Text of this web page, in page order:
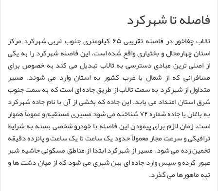
فاصله تا شهرکرد
تالاب چغاخور در فاصله تقریبی ۶۵ کیلومتری جنوب غربی شهرکرد مرکز
استان چهارمحال و بختیاری واقع شده است. این فاصله شهرکرد را به یکی
از اصلی ترین مبادی دسترسی به تالاب تبدیل می کند به خصوص برای
مسافرانی که از شمال یا غرب کشور به استان وارد می شوند. مسیر
متداول از شهرکرد به سمت تالاب از طریق جاده ای است که به سمت جنوب
شرق استان امتداد می یابد. این جاده که بخشی از آن با نام جاده شهرکرد
به باغان یا جاده شماره ۷۲ شناخته می شود مسیری مستقیم و عموماً هموار
است. زمان لازم برای پیمودن این فاصله با خودرو شخصی بسته به شرایط
ترافیکی و سرعت مجاز معمولاً حدود یک ساعت تا یک ساعت و پانزده دقیقه
تخمین زده می شود. مسیر از شهرکرد ابتدا از مناطق مسکونی حاشیه شهر
عبور کرده و سپس وارد جاده ای بین شهری می شود که از میان دشت ها و
تپه ماهورها می گذرد.